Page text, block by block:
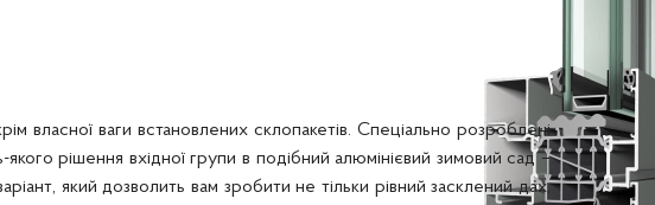
власної ваги встановлених склопакетів. Спеціально розроблені
рішення вхідної групи в подібний алюмінієвий зимовий сад –
який дозволить вам зробити не тільки рівний засклений дах,